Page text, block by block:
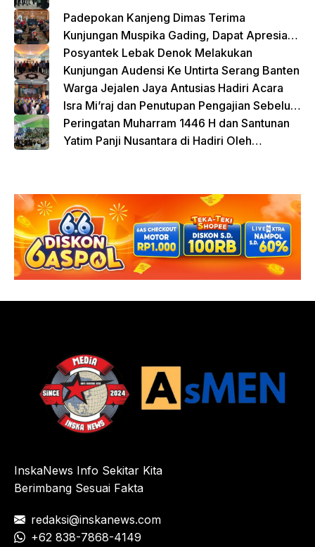
Padepokan Kanjeng Dimas Terima
Kunjungan Muspika Gading, Dapat Apresiasi
atas Kontribusi Sosial dan Keagamaan
Posyantek Lebak Denok Melakukan
Kunjungan Audensi Ke Untirta Serang Banten
Warga Jejalen Jaya Antusias Hadiri Acara
Isra Mi’raj dan Penutupan Pengajian Sebelum
Ramadhan
Peringatan Muharram 1446 H dan Santunan
Yatim Panji Nusantara di Hadiri Oleh
InskaNews Info Sekitar Kita
Berimbang Sesuai Fakta
redaksi@inskanews.com
+62 838-7868-4149